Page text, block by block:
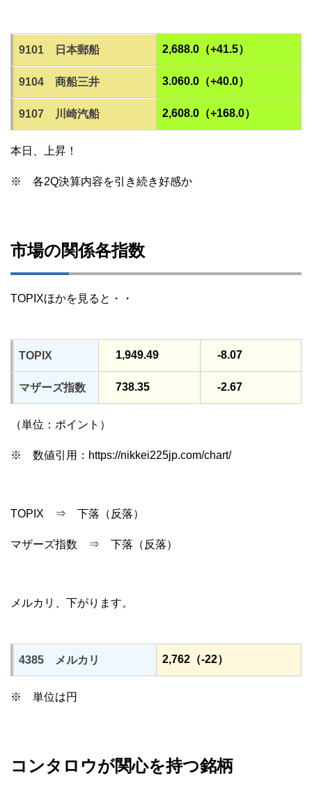
9101 日本郵船 2,688.0（+41.5）
9104 商船三井 3.060.0（+40.0）
9107 川崎汽船 2,608.0（+168.0）
本日、上昇！
※ 各2Q決算内容を引き続き好感か
市場の関係各指数
TOPIXほかを見ると・・
TOPIX 1,949.49 -8.07
マザーズ指数 738.35 -2.67
（単位：ポイント）
※ 数値引用：https://nikkei225jp.com/chart/
TOPIX ⇒ 下落（反落）
マザーズ指数 ⇒ 下落（反落）
メルカリ、下がります。
4385 メルカリ 2,762（-22）
※ 単位は円
コンタロウが関心を持つ銘柄